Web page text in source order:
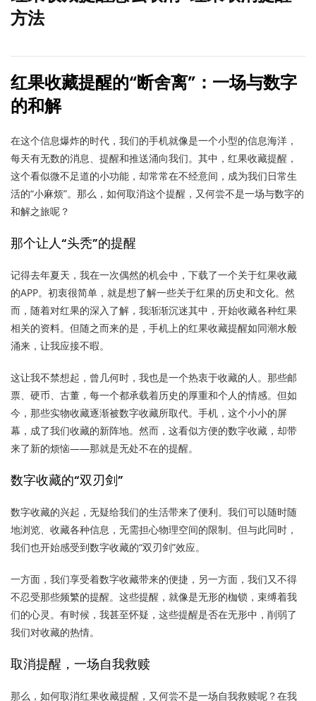
方法
红果收藏提醒的“断舍离”：一场与数字
的和解
在这个信息爆炸的时代，我们的手机就像是一个小型的信息海洋，
每天有无数的消息、提醒和推送涌向我们。其中，红果收藏提醒，
这个看似微不足道的小功能，却常常在不经意间，成为我们日常生
活的“小麻烦”。那么，如何取消这个提醒，又何尝不是一场与数字的
和解之旅呢？
那个让人“头秃”的提醒
记得去年夏天，我在一次偶然的机会中，下载了一个关于红果收藏
的APP。初衷很简单，就是想了解一些关于红果的历史和文化。然
而，随着对红果的深入了解，我渐渐沉迷其中，开始收藏各种红果
相关的资料。但随之而来的是，手机上的红果收藏提醒如同潮水般
涌来，让我应接不暇。
这让我不禁想起，曾几何时，我也是一个热衷于收藏的人。那些邮
票、硬币、古董，每一个都承载着历史的厚重和个人的情感。但如
今，那些实物收藏逐渐被数字收藏所取代。手机，这个小小的屏
幕，成了我们收藏的新阵地。然而，这看似方便的数字收藏，却带
来了新的烦恼——那就是无处不在的提醒。
数字收藏的“双刃剑”
数字收藏的兴起，无疑给我们的生活带来了便利。我们可以随时随
地浏览、收藏各种信息，无需担心物理空间的限制。但与此同时，
我们也开始感受到数字收藏的“双刃剑”效应。
一方面，我们享受着数字收藏带来的便捷，另一方面，我们又不得
不忍受那些频繁的提醒。这些提醒，就像是无形的枷锁，束缚着我
们的心灵。有时候，我甚至怀疑，这些提醒是否在无形中，削弱了
我们对收藏的热情。
取消提醒，一场自我救赎
那么，如何取消红果收藏提醒，又何尝不是一场自我救赎呢？在我